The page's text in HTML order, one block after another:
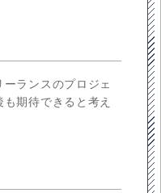
ランスのプロジェ
期待できると考え